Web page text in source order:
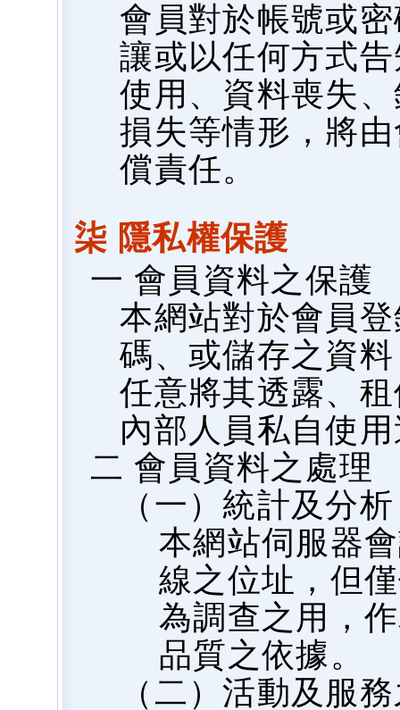
會員對於帳號或
讓或以任何方式
使用、資料喪失
損失等情形，將
償責任。
柒 隱私權保護
一 會員資料之保護
本網站對於會員
碼、或儲存之資
任意將其透露、
內部人員私自使
二 會員資料之處理
（一）統計及分析
本網站伺服器
線之位址，但
為調查之用，
品質之依據。
（二）活動及服